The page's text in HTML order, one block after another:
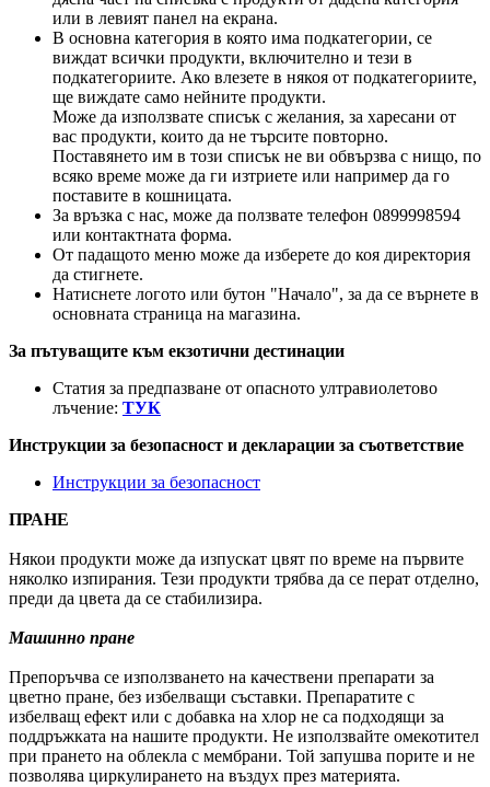
или в левият панел на екрана.
В основна категория в която има подкатегории, се
виждат всички продукти, включително и тези в
подкатегориите. Ако влезете в някоя от подкатегориите,
ще виждате само нейните продукти.
Може да използвате списък с желания, за харесани от
вас продукти, които да не търсите повторно.
Поставянето им в този списък не ви обвързва с нищо, по
всяко време може да ги изтриете или например да го
поставите в кошницата.
За връзка с нас, може да ползвате телефон 0899998594
или контактната форма.
От падащото меню може да изберете до коя директория
да стигнете.
Натиснете логото или бутон "Начало", за да се върнете в
основната страница на магазина.
За пътуващите към екзотични дестинации
Статия за предпазване от опасното ултравиолетово
лъчение: ТУК
Инструкции за безопасност и декларации за съответствие
Инструкции за безопасност
ПРАНЕ
Някои продукти може да изпускат цвят по време на първите
няколко изпирания. Тези продукти трябва да се перат отделно,
преди да цвета да се стабилизира.
Машинно пране
Препоръчва се използването на качествени препарати за
цветно пране, без избелващи съставки. Препаратите с
избелващ ефект или с добавка на хлор не са подходящи за
поддръжката на нашите продукти. Не използвайте омекотител
при прането на облекла с мембрани. Той запушва порите и не
позволява циркулирането на въздух през материята.